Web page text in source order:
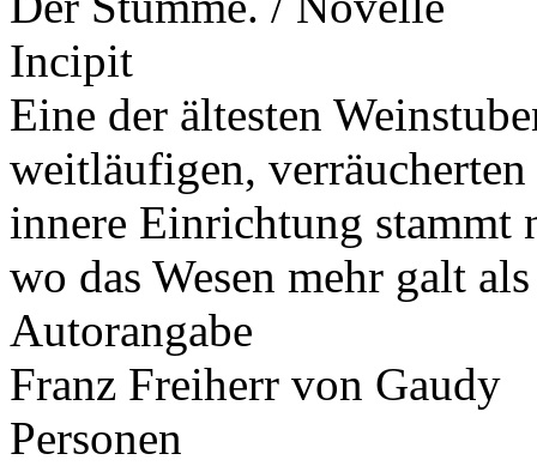
Incipit
Eine der ältesten
weitläufigen,
innere Einrichtung stammt
wo das Wesen mehr galt
Autorangabe
Franz Freiherr von Gaudy
Personen